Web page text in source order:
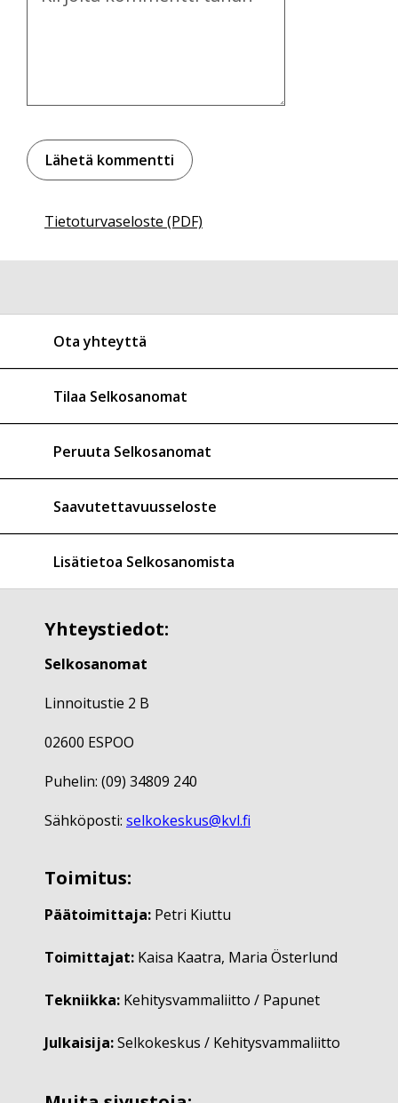
Tietoturvaseloste (PDF)
Ota yhteyttä
Tilaa Selkosanomat
Peruuta Selkosanomat
Saavutettavuusseloste
Lisätietoa Selkosanomista
Yhteystiedot:
Selkosanomat
Linnoitustie 2 B
02600 ESPOO
Puhelin: (09) 34809 240
Sähköposti: selkokeskus@kvl.fi
Toimitus:
Päätoimittaja: Petri Kiuttu
Toimittajat: Kaisa Kaatra, Maria Österlund
Tekniikka: Kehitysvammaliitto / Papunet
Julkaisija:Selkokeskus / Kehitysvammaliitto